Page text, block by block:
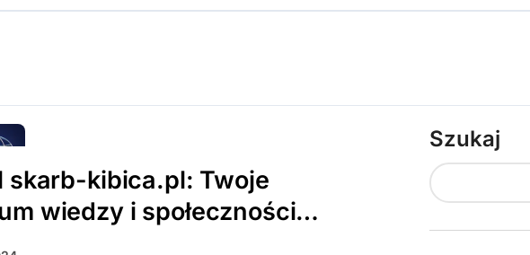
skarb-kibica.pl: Twoje
wiedzy i społeczności
Szukaj